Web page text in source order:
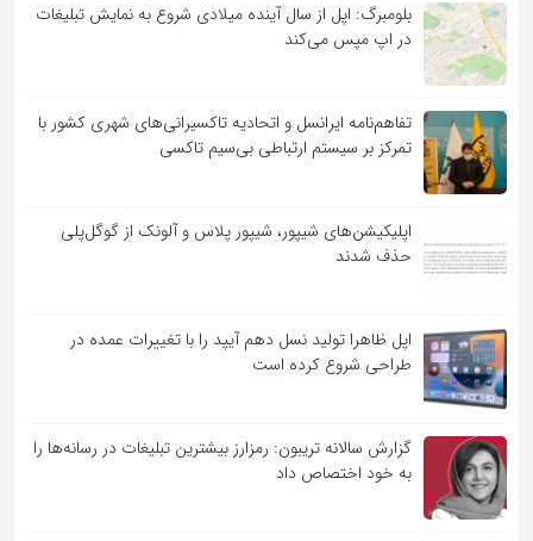
بلومبرگ: اپل از سال آینده میلادی شروع به نمایش تبلیغات
در اپ مپس می‌کند
تفاهم‌نامه‌ ایرانسل و اتحادیه تاکسیرانی‌های شهری کشور با
تمرکز بر سیستم ارتباطی بی‌سیم تاکسی
اپلیکیشن‌های شیپور، شیپور پلاس و آلونک از گوگل‌پلی
حذف شدند
اپل ظاهرا تولید نسل دهم آیپد را با تغییرات عمده در
طراحی شروع کرده است
گزارش سالانه تریبون: رمزارز بیشترین تبلیغات در رسانه‌ها را
به خود اختصاص داد